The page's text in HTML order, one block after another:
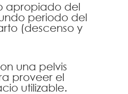
apropiado del
periodo del
(descenso y
una pelvis
proveer el
utilizable.